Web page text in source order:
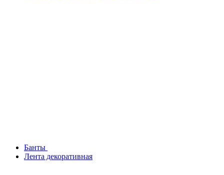
Банты
Лента декоративная